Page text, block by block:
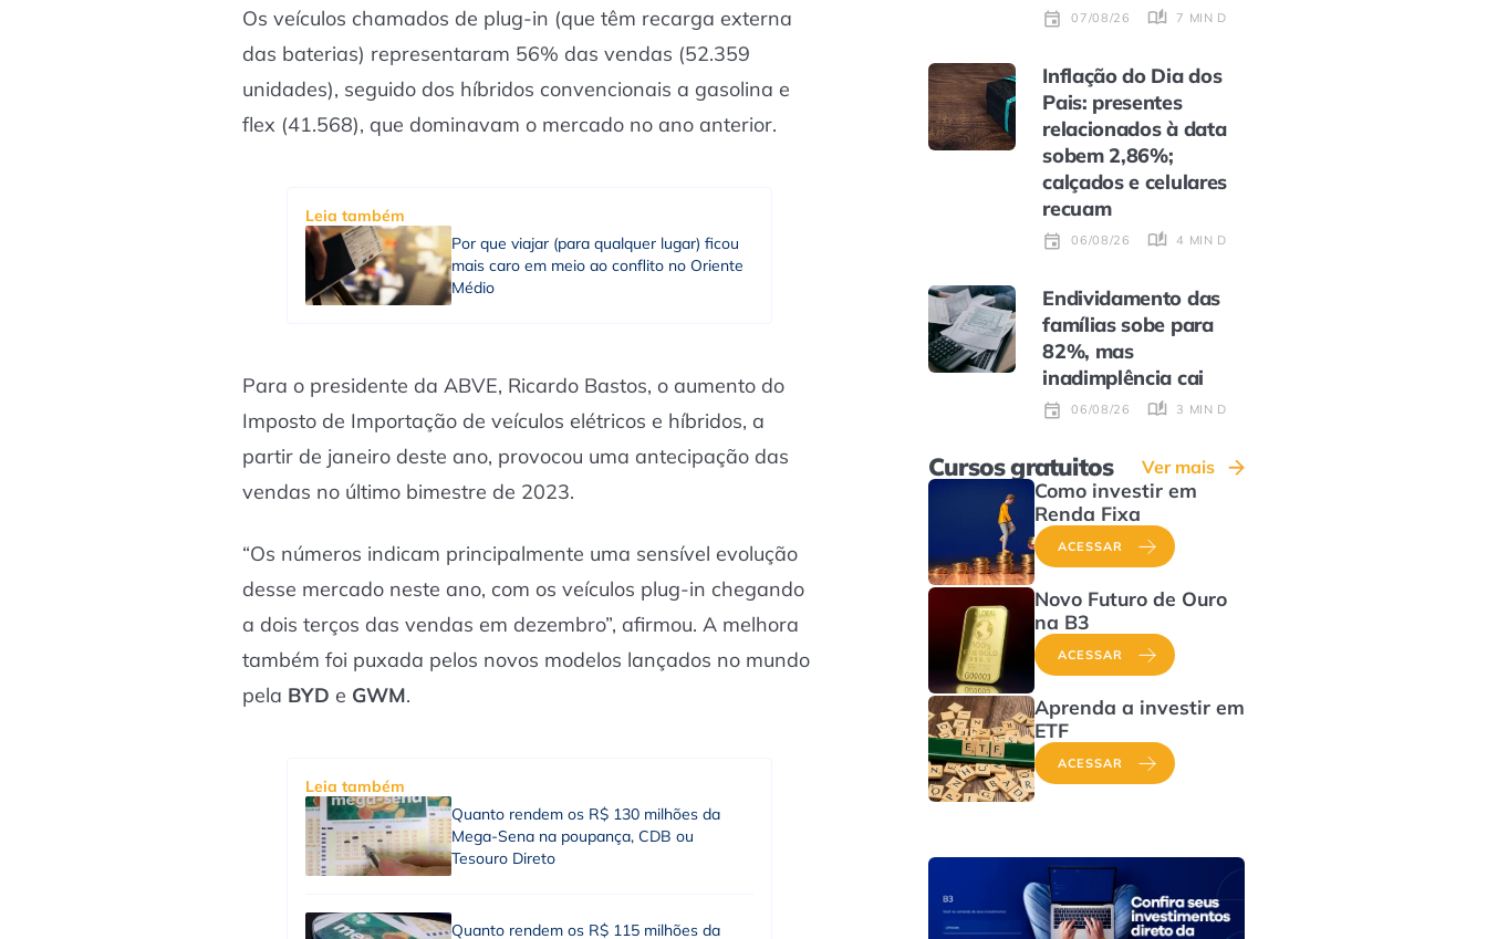
Os veículos chamados de plug-in (que têm recarga externa
das baterias) representaram 56% das vendas (52.359
unidades), seguido dos híbridos convencionais a gasolina e
flex (41.568), que dominavam o mercado no ano anterior.
Leia também
Por que viajar (para qualquer lugar) ficou
mais caro em meio ao conflito no Oriente
Médio
Para o presidente da ABVE, Ricardo Bastos, o aumento do
Imposto de Importação de veículos elétricos e híbridos, a
partir de janeiro deste ano, provocou uma antecipação das
vendas no último bimestre de 2023.
“Os números indicam principalmente uma sensível evolução
desse mercado neste ano, com os veículos plug-in chegando
a dois terços das vendas em dezembro”, afirmou. A melhora
também foi puxada pelos novos modelos lançados no mundo
pela BYD e GWM.
Leia também
Quanto rendem os R$ 130 milhões da
Mega-Sena na poupança, CDB ou
Tesouro Direto
Quanto rendem os R$ 115 milhões da
07/08/26 7 MIN DE LEITURA
Inflação do Dia dos
Pais: presentes
relacionados à data
sobem 2,86%;
calçados e celulares
recuam
06/08/26 4 MIN DE LEITURA
Endividamento das
famílias sobe para
82%, mas
inadimplência cai
06/08/26 3 MIN DE LEITURA
Cursos gratuitos Ver mais
Como investir em
Renda Fixa
ACESSAR
Novo Futuro de Ouro
na B3
ACESSAR
Aprenda a investir em
ETF
ACESSAR